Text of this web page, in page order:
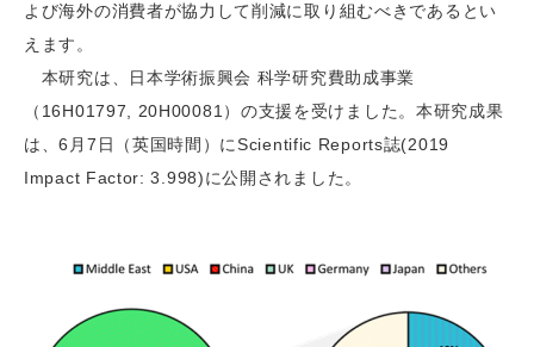
よび海外の消費者が協力して削減に取り組むべきであるとい
えます。
本研究は、日本学術振興会 科学研究費助成事業
（16H01797, 20H00081）の支援を受けました。本研究成果
は、6月7日（英国時間）にScientific Reports誌(2019
Impact Factor: 3.998)に公開されました。